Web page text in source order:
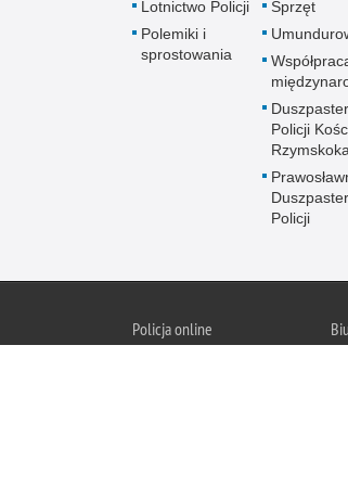
Lotnictwo Policji
Polemiki i
sprostowania
Sprzęt
Policji
Policji
Policjaonline